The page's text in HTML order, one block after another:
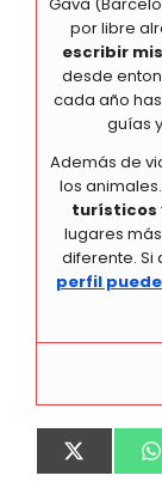
por libre
escribir
desde
cada año
guías
Además de
los
turísticos
lugares
diferente. Si
perfil
en
X
(